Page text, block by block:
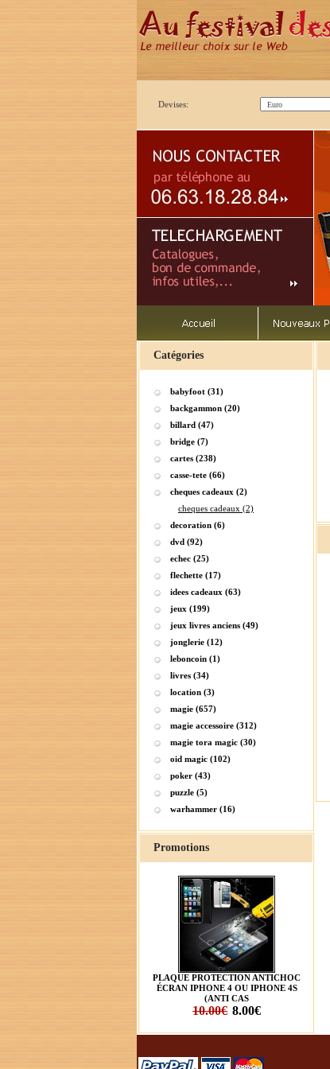
Devises:
Catégories
babyfoot (31)
backgammon (20)
billard (47)
bridge (7)
cartes (238)
casse-tete (66)
cheques cadeaux (2)
cheques cadeaux (2)
decoration (6)
dvd (92)
echec (25)
flechette (17)
idees cadeaux (63)
jeux (199)
jeux livres anciens (49)
jonglerie (12)
leboncoin (1)
livres (34)
location (3)
magie (657)
magie accessoire (312)
magie tora magic (30)
oid magic (102)
poker (43)
puzzle (5)
warhammer (16)
Promotions
PLAQUE PROTECTION ANTICHOC
ÉCRAN IPHONE 4 OU IPHONE 4S
(ANTI CAS
10.00€ 8.00€